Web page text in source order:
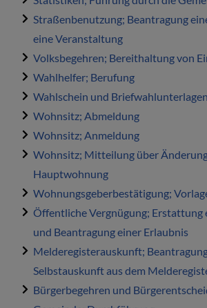
Straßenbenutzung; Beantragung
eine Veranstaltung
Volksbegehren; Bereithaltung von
Wahlhelfer; Berufung
Wahlschein und
Wohnsitz; Abmeldung
Wohnsitz; Anmeldung
Wohnsitz; Mitteilung über
Hauptwohnung
Wohnungsgeberbestätigung;
Öffentliche Vergnügung; Erstattung
und Beantragung einer Erlaubnis
Melderegisterauskunft;
Selbstauskunft aus dem
Bürgerbegehren und